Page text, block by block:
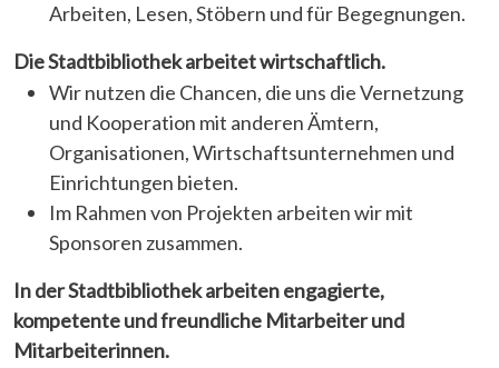
Arbeiten, Lesen, Stöbern und für Begegnungen.
Die Stadtbibliothek arbeitet wirtschaftlich.
Wir nutzen die Chancen, die uns die Vernetzung
und Kooperation mit anderen Ämtern,
Organisationen, Wirtschaftsunternehmen und
Einrichtungen bieten.
Im Rahmen von Projekten arbeiten wir mit
Sponsoren zusammen.
In der Stadtbibliothek arbeiten engagierte,
kompetente und freundliche Mitarbeiter und
Mitarbeiterinnen.